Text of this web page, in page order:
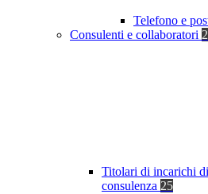
Telefono e
Consulenti e collaboratori
Titolari di incarichi
consulenza 25